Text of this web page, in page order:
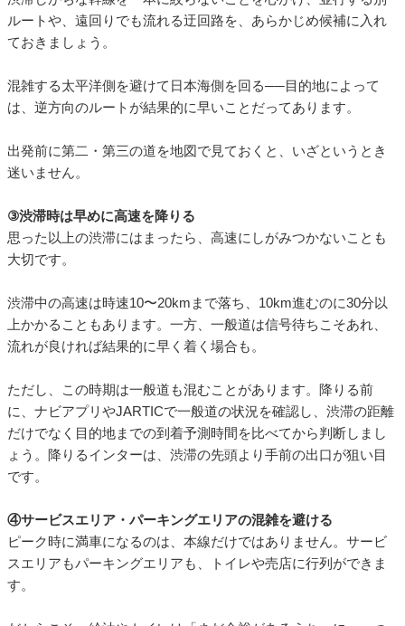
①ピーク日・時間帯をずらす
すことです。
下りは朝、上りは午後に集中するので、下りなら早朝に出て渋
る。これだけで体感はまるで違います。
移動日に融通がきくなら、ピーク日そのものを外すのが最適
解。下りは8月10日(月)が前半〜中盤の谷で13回。上りは8月16
日(日)が14回と、後半では最も少ない予測です。たった1日の調
②ルートを分散する
渋滞しがちな幹線を一本に絞らないことを心がけ、並行する別
ルートや、遠回りでも流れる迂回路を、あらかじめ候補に入れ